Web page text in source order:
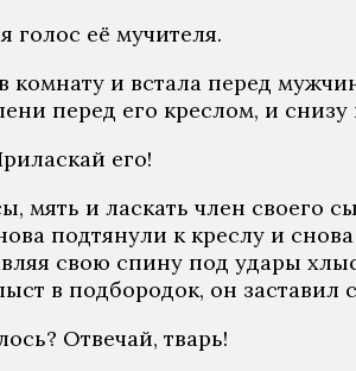
её мучителя.
комнату и встала перед
перед его креслом, и снизу
его!
мять и ласкать член своего
подтянули к креслу и
свою спину под удары
в подбородок, он
Отвечай, тварь!